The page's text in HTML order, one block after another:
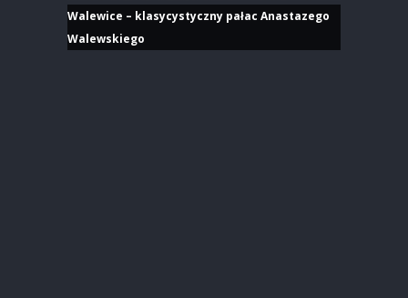
Walewice – klasycystyczny pałac Anastazego
Walewskiego